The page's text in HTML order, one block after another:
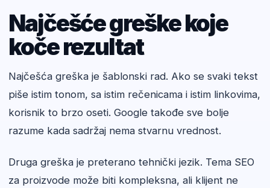
Najčešće greške koje
koče rezultat
Najčešća greška je šablonski rad. Ako se svaki tekst
piše istim tonom, sa istim rečenicama i istim linkovima,
korisnik to brzo oseti. Google takođe sve bolje
razume kada sadržaj nema stvarnu vrednost.
Druga greška je preterano tehnički jezik. Tema SEO
za proizvode može biti kompleksna, ali klijent ne